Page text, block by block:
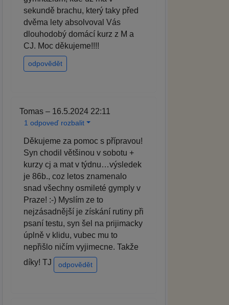
sekundě brachu, který taky před
dvěma lety absolvoval Vás
dlouhodobý domácí kurz z M a
CJ. Moc děkujeme!!!!
odpovědět
Tomas – 16.5.2024 22:11
1 odpoveď rozbalit
Děkujeme za pomoc s přípravou!
Syn chodil většinou v sobotu +
kurzy cj a mat v týdnu…výsledek
je 86b., coz letos znamenalo
snad všechny osmileté gymply v
Praze! :-) Myslím ze to
nejzásadnější je získání rutiny při
psaní testu, syn šel na prijimacky
úplně v klidu, vubec mu to
nepřišlo ničím vyjimecne. Takže
díky! TJ
odpovědět